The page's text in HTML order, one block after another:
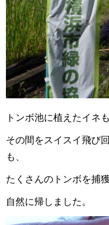
トンボ池に植えたイネ
その間をスイスイ飛び
も、
たくさんのトンボを捕
自然に帰しました。